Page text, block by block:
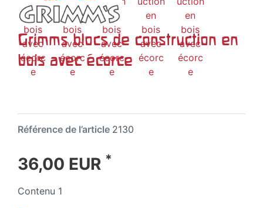
Grimms blocs de construction en
bois avec écorce
Référence de l’article 2130
36,00 EUR *
Contenu 1